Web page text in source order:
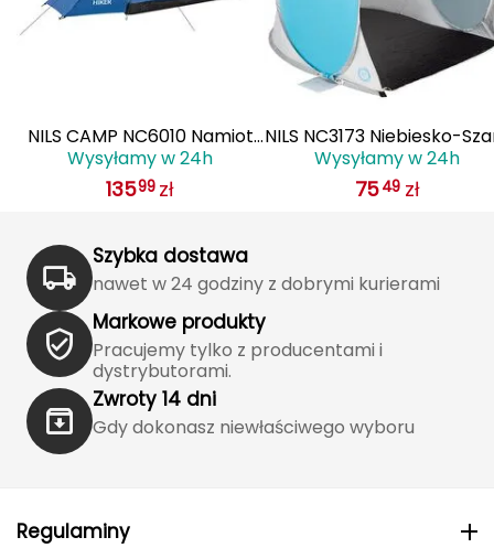
Icestorm
Jetboil
K2
KILLTEC
KONG
Kari Traa
NILS CAMP NC6010 Namiot
Kempingowy Hiker Camp
Wysyłamy w 24h
13599 zł
NILS NC3173 Niebiesko-
Namiot Plażowy
Samorozkładający
Wysyłamy w 24h
7549 zł
Szybka dostawa
nawet w 24 godziny z dobrymi kurierami
Markowe produkty
Pracujemy tylko z producentami i
dystrybutorami.
Zwroty 14 dni
Gdy dokonasz niewłaściwego wyboru
Regulaminy